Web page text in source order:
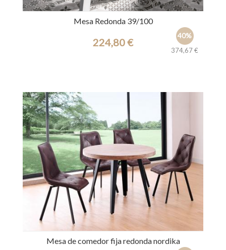
Mesa Redonda 39/100
40%
374,67 €
224,80 €
Mesa de comedor fija redonda nordika